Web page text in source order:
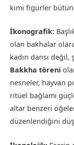
kimi figürler
İkonografik:
olan bakhalar
kadın dansı
Bakkha töreni
nesneler, hayvan
ritüel bağlamı
altar benzeri
düzenlendiğini